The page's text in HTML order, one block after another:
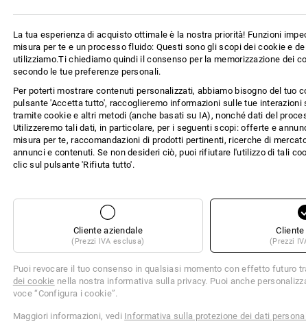
Giacca in pile con cappuccio e.s.motion
2020,donna
2020, donna
La tua esperienza di acquisto ottimale è la nostra priorità! Funzioni
misura per te e un processo fluido: Questi sono gli scopi dei cookie e
utilizziamo.Ti chiediamo quindi il consenso per la memorizzazione dei
secondo le tue preferenze personali.
Per poterti mostrare contenuti personalizzati, abbiamo bisogno del tuo
pulsante 'Accetta tutto', raccoglieremo informazioni sulle tue interazioni
tramite cookie e altri metodi (anche basati su IA), nonché dati del
Utilizzeremo tali dati, in particolare, per i seguenti scopi: offerte e
misura per te, raccomandazioni di prodotti pertinenti, ricerche di
annunci e contenuti. Se non desideri ciò, puoi rifiutare l'utilizzo di tali
clic sul pulsante 'Rifiuta tutto'.
Cliente aziendale
(Prezzi IVA esclusa) (Prezzi
Puoi revocare il tuo consenso in qualsiasi momento con effetto futuro
dei cookie nella nostra informativa sulla privacy. Puoi anche
voce “Configura i cookie”.
Maggiori informazioni, vedi Informativa sulla protezione dei dati